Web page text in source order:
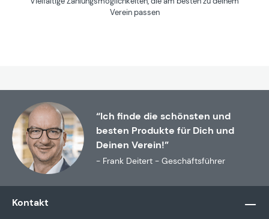
Verein passen
“Ich finde die schönsten und
besten Produkte für Dich und
Deinen Verein!”
- Frank Deitert - Geschäftsführer
Kontakt